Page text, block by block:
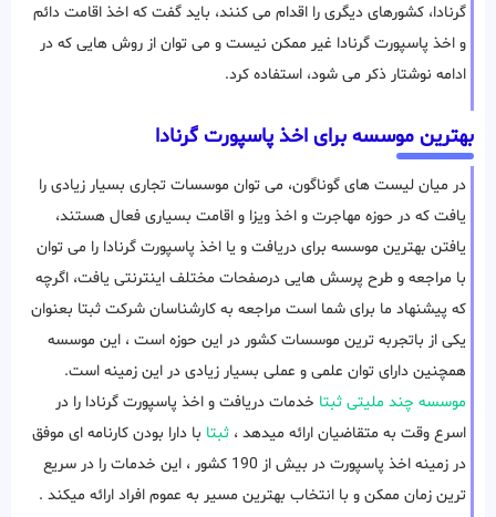
گرنادا، کشورهای دیگری را اقدام می کنند، باید گفت که اخذ اقامت دائم
و اخذ پاسپورت گرنادا غیر ممکن نیست و می توان از روش هایی که در
ادامه نوشتار ذکر می شود، استفاده کرد.
بهترین موسسه برای اخذ پاسپورت گرنادا
در میان لیست های گوناگون، می توان موسسات تجاری بسیار زیادی را
یافت که در حوزه مهاجرت و اخذ ویزا و اقامت بسیاری فعال هستند،
یافتن بهترین موسسه برای دریافت و یا اخذ پاسپورت گرنادا را می توان
با مراجعه و طرح پرسش هایی درصفحات مختلف اینترنتی یافت، اگرچه
که پیشنهاد ما برای شما است مراجعه به کارشناسان شرکت ثبتا بعنوان
یکی از باتجربه ترین موسسات کشور در این حوزه است ، این موسسه
همچنین دارای توان علمی و عملی بسیار زیادی در این زمینه است.
موسسه چند ملیتی ثبتا خدمات دریافت و اخذ پاسپورت گرنادا را در
اسرع وقت به متقاضیان ارائه میدهد ، ثبتا با دارا بودن کارنامه ای موفق
در زمینه اخذ پاسپورت در بیش از 190 کشور ، این خدمات را در سریع
ترین زمان ممکن و با انتخاب بهترین مسیر به عموم افراد ارائه میکند .